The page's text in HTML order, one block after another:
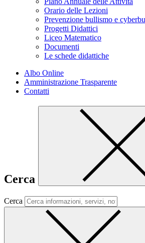
Orario delle Lezioni
Prevenzione bullismo e
Progetti Didattici
Liceo Matematico
Documenti
Le schede didattiche
Albo Online
Amministrazione Trasparente
Contatti
Cerca
Cerca